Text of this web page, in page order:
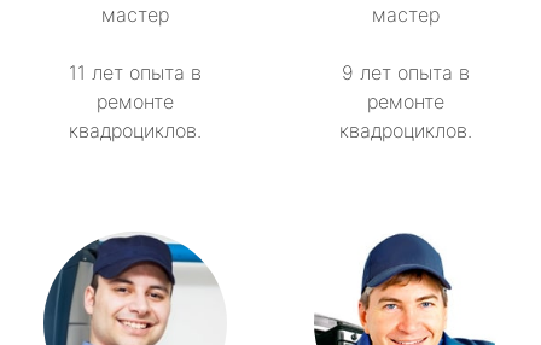
мастер
11 лет опыта в
ремонте
квадроциклов.
мастер
9 лет опыта в
ремонте
квадроциклов.